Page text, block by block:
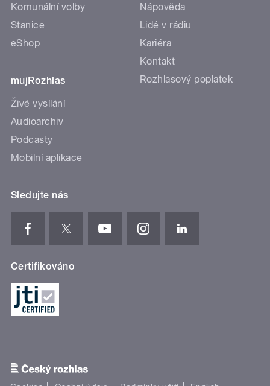
Komunální volby
Stanice
eShop
mujRozhlas
Živé vysílání
Audioarchiv
Podcasty
Mobilní aplikace
Nápověda
Lidé v rádiu
Kariéra
Kontakt
Rozhlasový poplatek
Sledujte nás
Certifikováno